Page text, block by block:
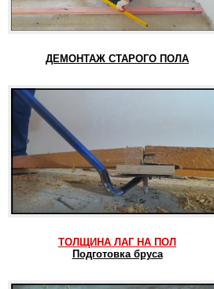
ДЕМОНТАЖ СТАРОГО ПОЛА
ТОЛЩИНА ЛАГ НА ПОЛ
Подготовка бруса